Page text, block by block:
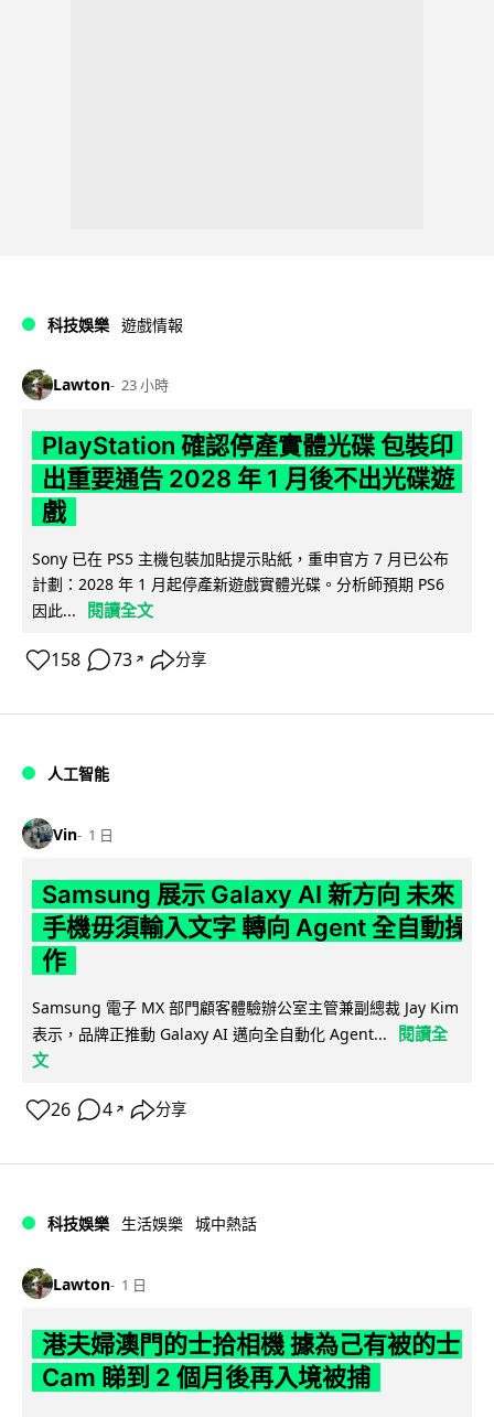
科技娛樂 遊戲情報
Lawton 23 小時
PlayStation 確認停產實體光碟 包裝印
出重要通告 2028 年 1 月後不出光碟遊
戲
Sony 已在 PS5 主機包裝加貼提示貼紙，重申官方 7 月已公布
計劃：2028 年 1 月起停產新遊戲實體光碟。分析師預期 PS6
因此...
閱讀全文
158 73 ↗ 分享
人工智能
Vin 1 日
Samsung 展示 Galaxy AI 新方向 未來
手機毋須輸入文字 轉向 Agent 全自動操
作
Samsung 電子 MX 部門顧客體驗辦公室主管兼副總裁 Jay Kim
表示，品牌正推動 Galaxy AI 邁向全自動化 Agent...
閱讀全
文
26 4 ↗ 分享
科技娛樂 生活娛樂 城中熱話
Lawton 1 日
港夫婦澳門的士拾相機 據為己有被的士
Cam 睇到 2 個月後再入境被捕